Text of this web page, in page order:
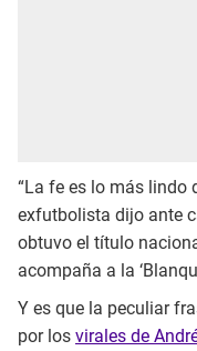
“La fe es lo más lindo
exfutbolista dijo ante
obtuvo el título
acompaña a la
Y es que la peculiar
por los virales de